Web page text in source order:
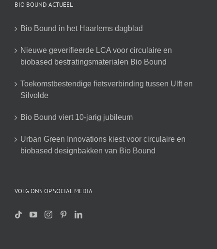
BIO BOUND ACTUEEL
Bio Bound in het Haarlems dagblad
Nieuwe geverifieerde LCA voor circulaire en
biobased bestratingsmaterialen Bio Bound
Toekomstbestendige fietsverbinding tussen Ulft en
Silvolde
Bio Bound viert 10-jarig jubileum
Urban Green Innovations kiest voor circulaire en
biobased designbakken van Bio Bound
VOLG ONS OP SOCIAL MEDIA